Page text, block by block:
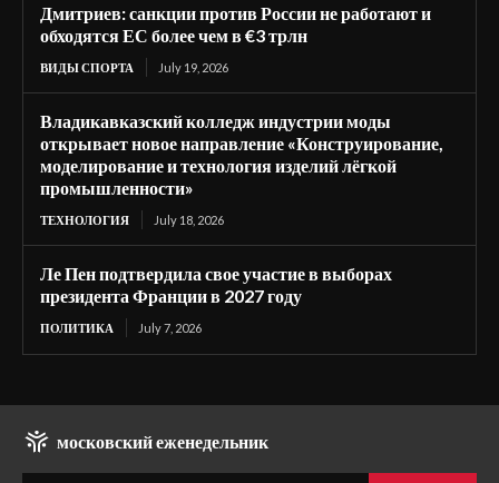
Дмитриев: санкции против России не работают и
обходятся ЕС более чем в €3 трлн
ВИДЫ СПОРТА July 19, 2026
Владикавказский колледж индустрии моды
открывает новое направление «Конструирование,
моделирование и технология изделий лёгкой
промышленности»
ТЕХНОЛОГИЯ July 18, 2026
Ле Пен подтвердила свое участие в выборах
президента Франции в 2027 году
ПОЛИТИКА July 7, 2026
московский еженедельник